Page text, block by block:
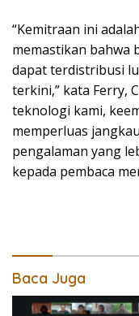
“Kemitraan ini
memastikan bahwa
dapat terdistribusi
terkini,” kata Ferry,
teknologi kami,
memperluas
pengalaman yang
kepada pembaca
Baca Juga